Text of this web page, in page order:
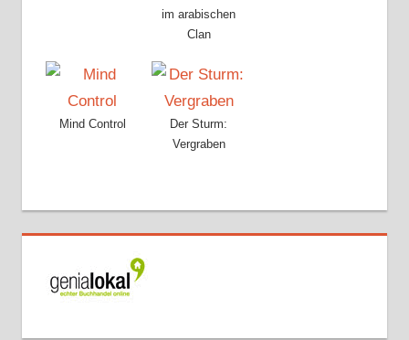
im arabischen
Clan
Mind Control
Der Sturm:
Vergraben